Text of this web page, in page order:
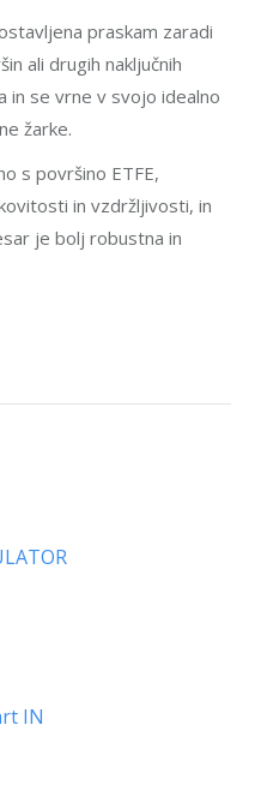
praskam zaradi
ali drugih naključnih
in se vrne v svojo idealno
žarke.
s površino ETFE,
in vzdržljivosti, in
je bolj robustna in
IN